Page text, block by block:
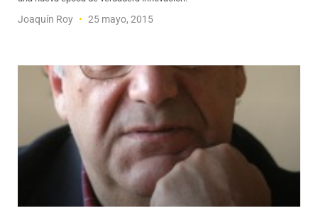
Joaquín Roy 25 mayo, 2015